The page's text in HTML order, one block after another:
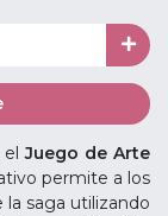
elJuego de Arte
permite a los
la saga utilizando